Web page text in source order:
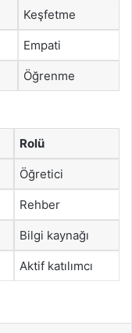
Keşfetme
Empati
Öğrenme
Rolü
Öğretici
Rehber
Bilgi kaynağı
Aktif katılımcı